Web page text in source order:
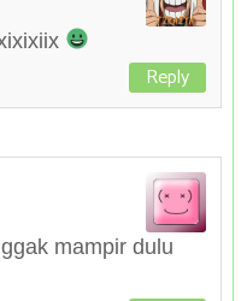
Reply
mampir dulu